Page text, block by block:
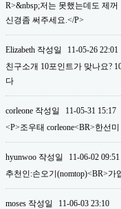
R>&nbsp;저는 못했는데도 제
신경좀 써주세요.</P>
Elizabeth 작성일
11-05-26 22:01
친구소개 10포인트가 맞나요?
다
corleone 작성일
11-05-31 15:17
<P>조우태 corleone<BR>한선
hyunwoo 작성일
11-06-02 09:51
추천인:손오기(nomtop)<BR>
moses 작성일
11-06-03 23:10